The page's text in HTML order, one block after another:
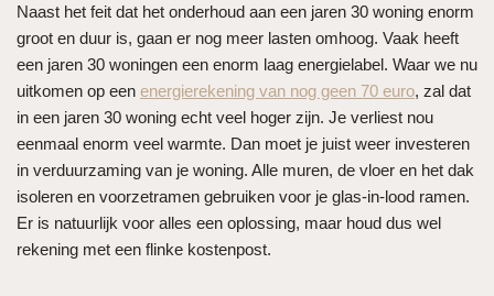
Naast het feit dat het onderhoud aan een jaren 30 woning enorm
groot en duur is, gaan er nog meer lasten omhoog. Vaak heeft
een jaren 30 woningen een enorm laag energielabel. Waar we nu
uitkomen op een energierekening van nog geen 70 euro, zal dat
in een jaren 30 woning echt veel hoger zijn. Je verliest nou
eenmaal enorm veel warmte. Dan moet je juist weer investeren
in verduurzaming van je woning. Alle muren, de vloer en het dak
isoleren en voorzetramen gebruiken voor je glas-in-lood ramen.
Er is natuurlijk voor alles een oplossing, maar houd dus wel
rekening met een flinke kostenpost.